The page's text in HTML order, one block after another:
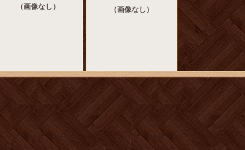
（画像なし） （画像なし）